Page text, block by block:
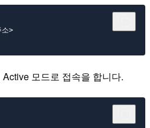
ftp -A <FTP 서버의 IP 주소>
모드로 접속을 합니다.